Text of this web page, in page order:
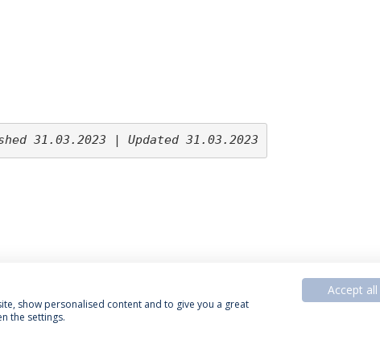
31.03.2023 | Updated 31.03.2023
show personalised content and to give you a great
the settings.
Accept all